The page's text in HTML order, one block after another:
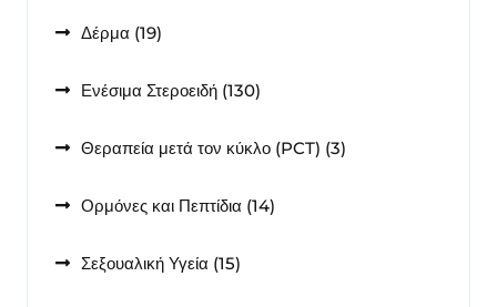
Δέρμα 1919
Ενέσιμα Στεροειδή 130130
Θεραπεία μετά τον κύκλο (PCT) 33
Ορμόνες και Πεπτίδια 1414
Σεξουαλική Υγεία 1515